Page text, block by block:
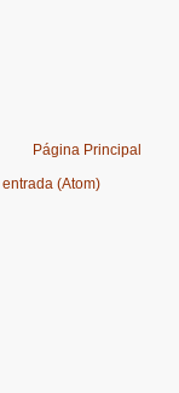
Página Principal
(Atom)